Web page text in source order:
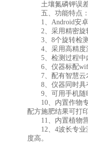
土壤氮磷钾误差
五、功能特点
1、Android安卓
2、采用精密旋转
3、8个旋转检测
4、采用高精度
5、检测过程中内
6、仪器标配wifi
7、配有智慧云农
8、仪器同时具有
9、可用手机随
10、内置作物专
配方施肥结果可打
11、内置植物营
12、4波长专业测
度高。